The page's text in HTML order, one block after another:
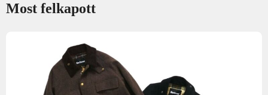
Most felkapott